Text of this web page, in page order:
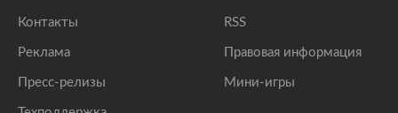
Контакты
Реклама
Пресс-релизы
RSS
Правовая информация
Мини-игры